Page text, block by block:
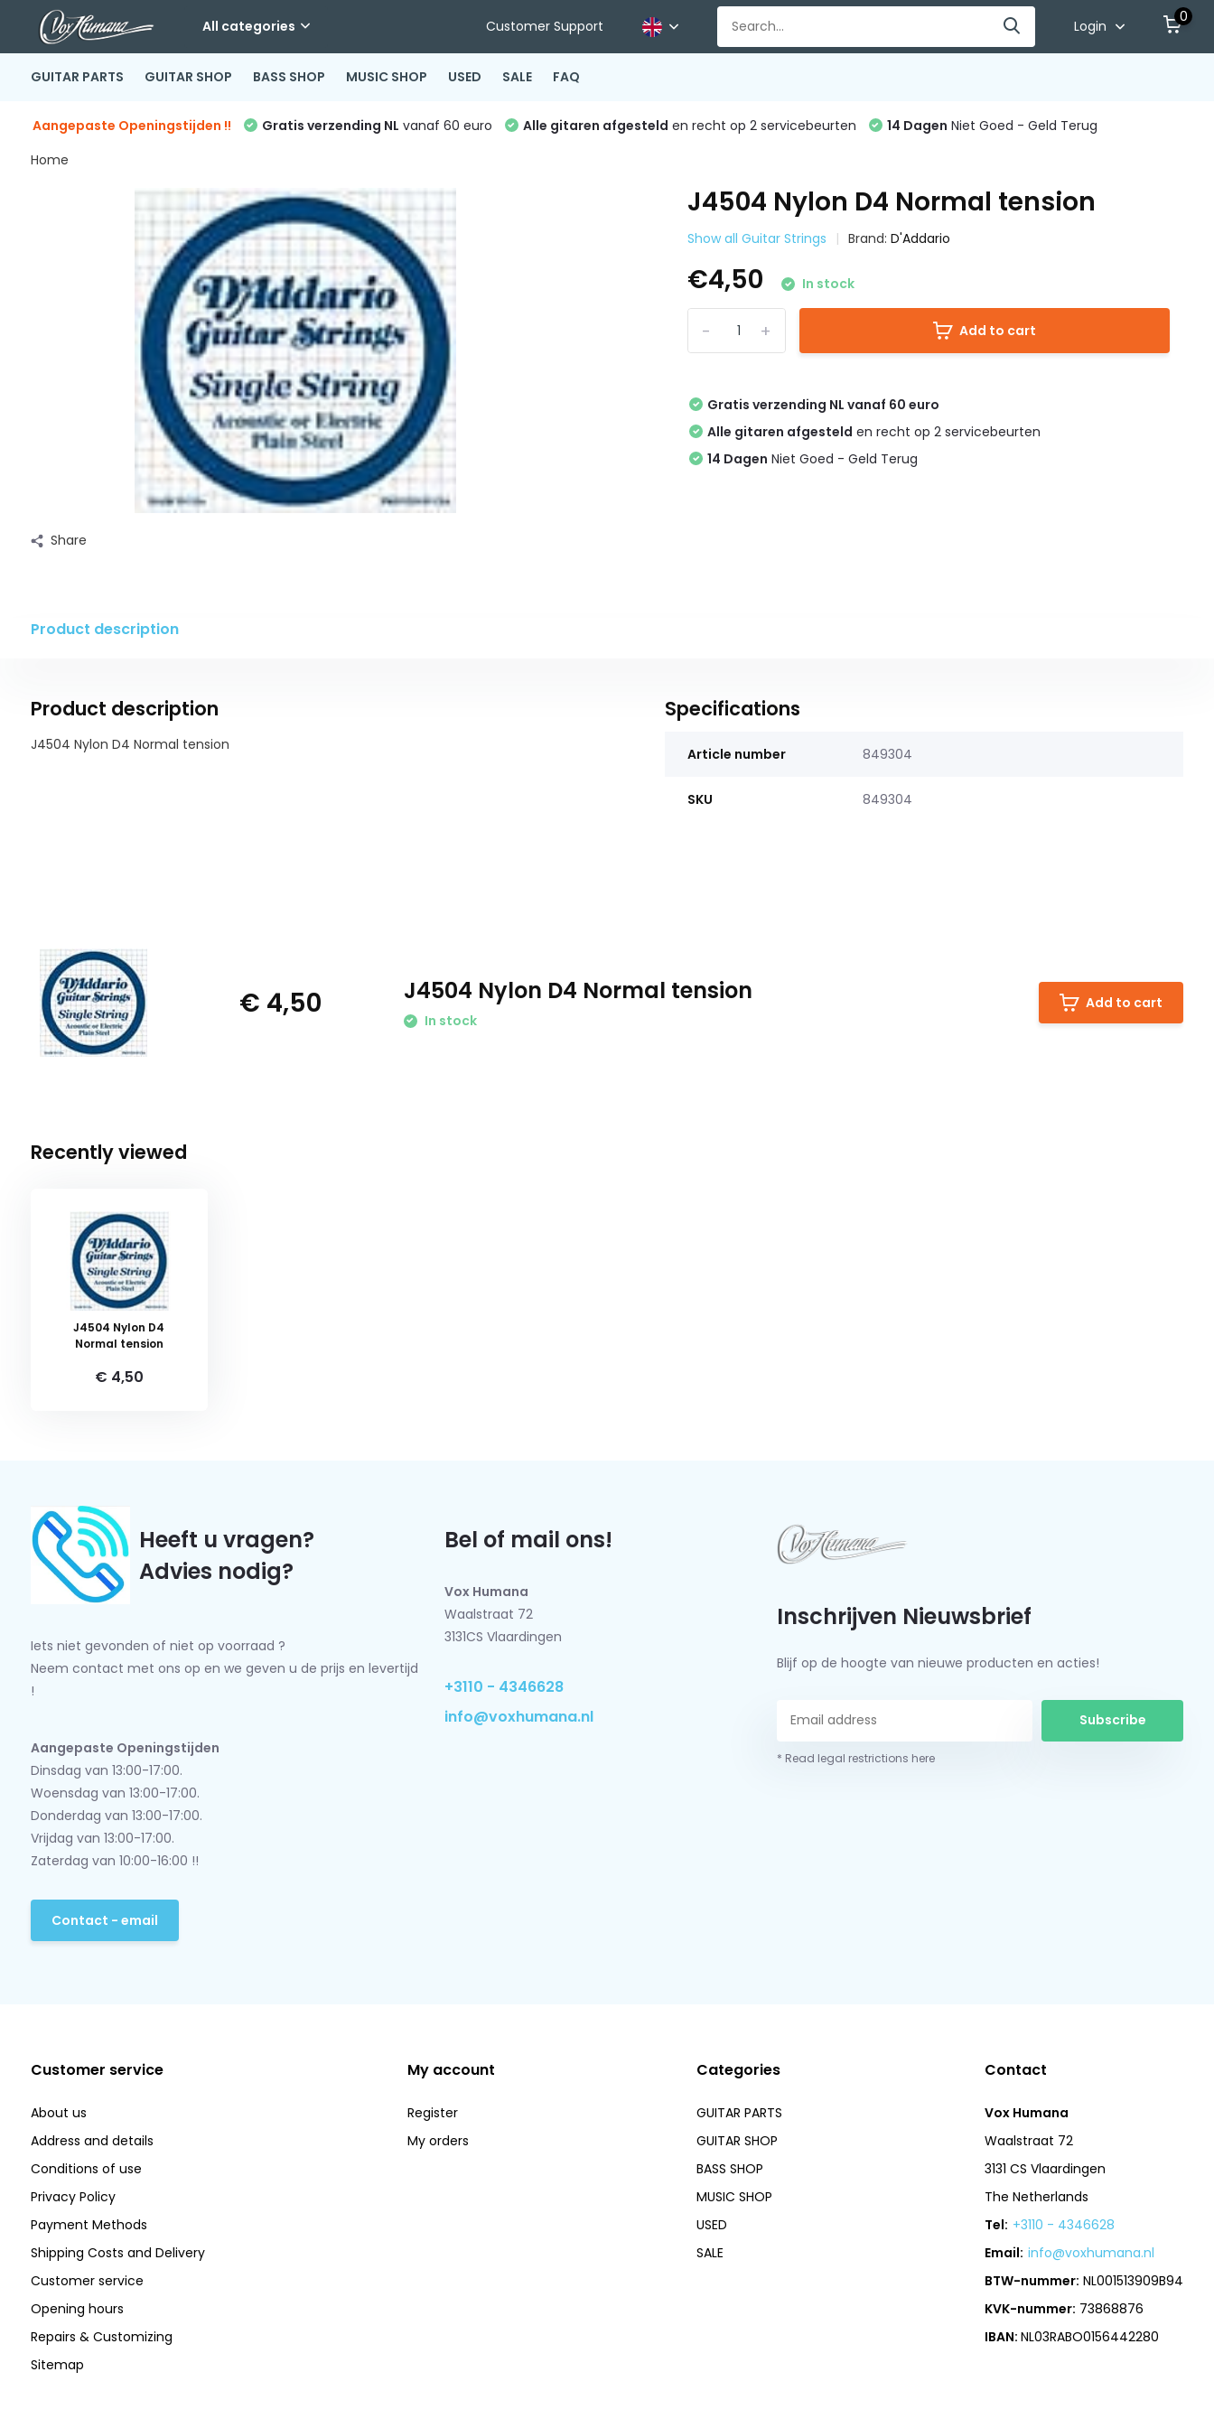
All categories Customer Support Login
0
GUITAR PARTS GUITAR SHOP BASS SHOP MUSIC SHOP USED SALE FAQ
Aangepaste Openingstijden !! Gratis verzending NL vanaf 60 euro Alle gitaren afgesteld en recht op 2 servicebeurten 14 Dagen Niet Goed - Geld Terug
Home
Share
J4504 Nylon D4 Normal tension
Show all Guitar Strings Brand:D'Addario
€4,50 In stock
+
- Add to cart
Gratis verzending NL vanaf 60 euro
Alle gitaren afgesteld en recht op 2 servicebeurten
14 Dagen Niet Goed - Geld Terug
Product description
Product description
J4504 Nylon D4 Normal tension
Specifications
Article number 849304
SKU 849304
€ 4,50 J4504 Nylon D4 Normal tension
In stock
Add to cart
Recently viewed
J4504 Nylon D4
Normal tension
€ 4,50
Heeft u vragen?
Advies nodig?
Iets niet gevonden of niet op voorraad ?
Neem contact met ons op en we geven u de prijs en levertijd
!
Aangepaste Openingstijden
Dinsdag van 13:00-17:00.
Woensdag van 13:00-17:00.
Donderdag van 13:00-17:00.
Vrijdag van 13:00-17:00.
Zaterdag van 10:00-16:00 !!
Contact - email
Bel of mail ons!
Vox Humana
Waalstraat 72
3131CS Vlaardingen
+3110 - 4346628
info@voxhumana.nl
Inschrijven Nieuwsbrief
Blijf op de hoogte van nieuwe producten en acties!
Subscribe
* Read legal restrictions here
Customer service
About us
Address and details
Conditions of use
Privacy Policy
Payment Methods
Shipping Costs and Delivery
Customer service
Opening hours
Repairs & Customizing
Sitemap
My account
Register
My orders
Categories
GUITAR PARTS
GUITAR SHOP
BASS SHOP
MUSIC SHOP
USED
SALE
Contact
Vox Humana
Waalstraat 72
3131 CS Vlaardingen
The Netherlands
Tel: +3110 - 4346628
Email: info@voxhumana.nl
BTW-nummer: NL001513909B94
KVK-nummer: 73868876
IBAN:NL03RABO0156442280